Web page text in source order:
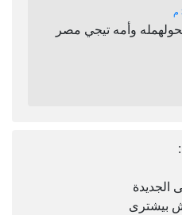
وأمه تيجي مصر
:
الجديدة
بيشترى